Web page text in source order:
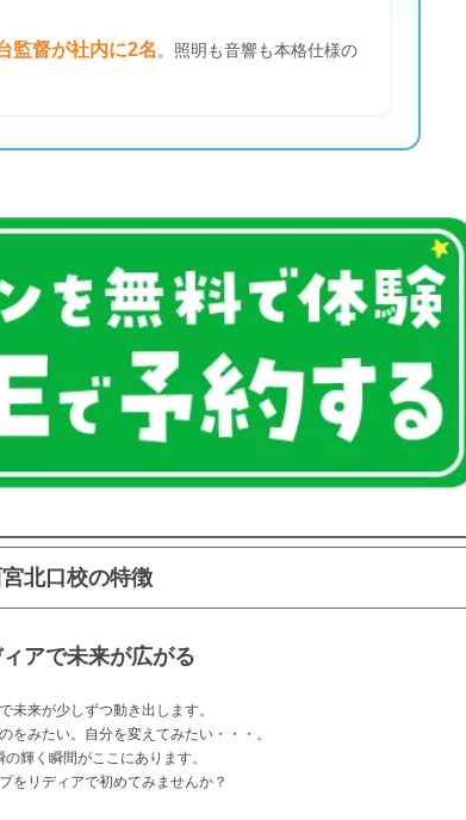
監督が社内に2名 。照明も音響も本格仕様の
北口校の特徴
アで未来が広がる
未来が少しずつ動き出します。
をみたい。 自分を変えてみたい・・・。
輝く瞬間がここにあります。
を リディアで初めてみませんか？